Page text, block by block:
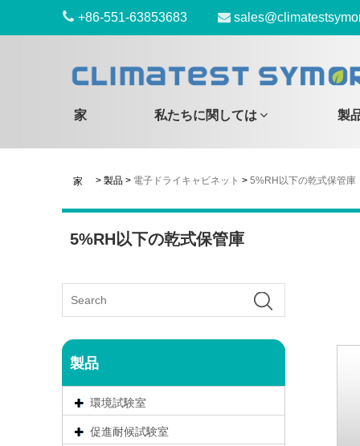
+86-551-63853683
家 私たちに関しては 製
家 > 製品 > 電子ドライキャビネット > 5%RH以下の乾式保管庫
5%RH以下の乾式保管庫
製品
環境試験室
促進耐候試験室